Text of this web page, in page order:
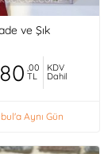
ve Şık
,00
TL
KDV
Dahil
Aynı Gün